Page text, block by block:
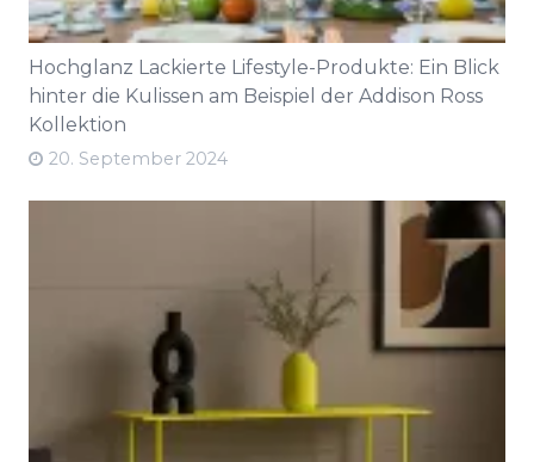
Hochglanz Lackierte Lifestyle-Produkte: Ein Blick
hinter die Kulissen am Beispiel der Addison Ross
Kollektion
20. September 2024